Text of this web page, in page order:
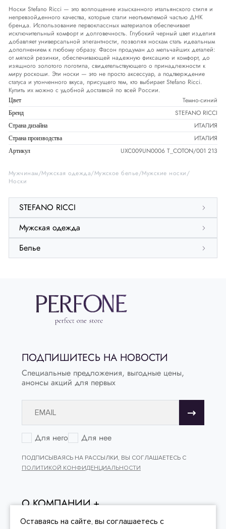
Носки Stefano Ricci — это воплощение изысканного итальянского стиля и
непревзойденного качества, которые стали неотъемлемой частью ДНК
бренда. Использование первоклассных материалов обеспечивает
исключительный комфорт и долговечность. Глубокий черный цвет изделия
добавляет универсальной элегантности, позволяя носкам стать идеальным
дополнением к любому образу. Фасон продуман до мельчайших деталей:
от мягкой резинки, обеспечивающей надежную фиксацию и комфорт, до
изящного золотого логотипа, свидетельствующего о принадлежности к
миру роскоши. Эти носки — это не просто аксессуар, а подтверждение
статуса и утонченного вкуса, присущего тем, кто выбирает Stefano Ricci.
Купить их можно с удобной доставкой по всей России.
Цвет Темно-синий
Бренд STEFANO RICCI
Страна дизайна ИТАЛИЯ
Страна производства ИТАЛИЯ
Артикул UXC009UN0006 T_COTON/001 213
Мужчинам Мужская одежда Мужское белье Мужские носки
Носки
STEFANO RICCI
Мужская одежда
Белье
ПОДПИШИТЕСЬ НА НОВОСТИ
Специальные предложения, выгодные цены,
анонсы акций для первых
Для него Для нее
ПОДПИСЫВАЯСЬ НА РАССЫЛКИ, ВЫ СОГЛАШАЕТЕСЬ С
ПОЛИТИКОЙ КОНФИДЕНЦИАЛЬНОСТИ
О КОМПАНИИ
ОНЛАЙН - ПОКУПКИ
Оставаясь на сайте, вы соглашаетесь с